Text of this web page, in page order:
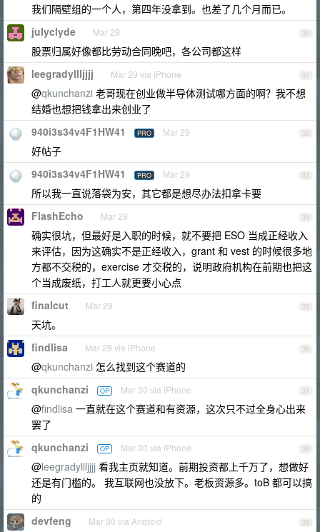
我们隔壁组的一个人，第四年没拿到。也差了几个月而已。
30
julyclyde Mar 29
股票归属好像都比劳动合同晚吧，各公司都这样
31
leegradyllljjjj Mar 29 via iPhone
@qkunchanzi 老哥现在创业做半导体测试哪方面的啊？我不想
结婚也想把钱拿出来创业了
32
940i3s34v4F1HW41 PRO Mar 29
好帖子
33
940i3s34v4F1HW41 PRO Mar 29
所以我一直说落袋为安，其它都是想尽办法扣拿卡要
34
FlashEcho Mar 29
确实很坑，但最好是入职的时候，就不要把 ESO 当成正经收入
来评估，因为这确实不是正经收入，grant 和 vest 的时候很多地
方都不交税的，exercise 才交税的，说明政府机构在前期也把这
个当成废纸，打工人就更要小心点
35
finalcut Mar 29
天坑。
36
findlisa Mar 29 via iPhone
@qkunchanzi 怎么找到这个赛道的
37
qkunchanzi OP Mar 30 via iPhone
@findlisa 一直就在这个赛道和有资源，这次只不过全身心出来
罢了
38
qkunchanzi OP Mar 30 via iPhone
@leegradyllljjjj 看我主页就知道。前期投资都上千万了，想做好
还是有门槛的。 我互联网也没放下。老板资源多。toB 都可以搞
的
39
devfeng Mar 30 via Android